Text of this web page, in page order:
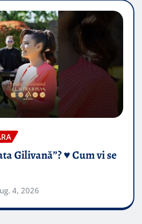
Gilivană”? ♥️ Cum vi se
4, 2026